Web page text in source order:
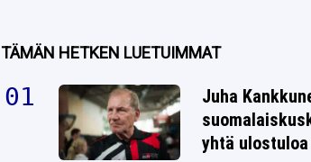
TÄMÄN HETKEN LUETUIMMAT
Juha
yhtä ulostuloa